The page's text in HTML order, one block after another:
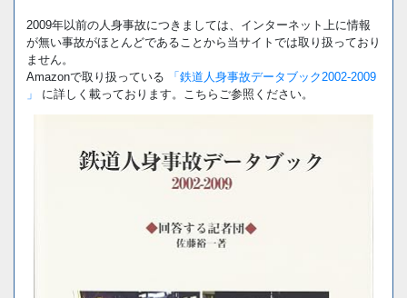
2009年以前の人身事故につきましては、インターネット上に情報
が無い事故がほとんどであることから当サイトでは取り扱っており
ません。
Amazonで取り扱っている
「鉄道人身事故データブック2002-2009
」
に詳しく載っております。こちらご参照ください。